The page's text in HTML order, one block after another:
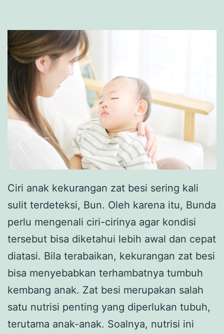
Ciri anak kekurangan zat besi sering kali
sulit terdeteksi, Bun. Oleh karena itu, Bunda
perlu mengenali ciri-cirinya agar kondisi
tersebut bisa diketahui lebih awal dan cepat
diatasi. Bila terabaikan, kekurangan zat besi
bisa menyebabkan terhambatnya tumbuh
kembang anak. Zat besi merupakan salah
satu nutrisi penting yang diperlukan tubuh,
terutama anak-anak. Soalnya, nutrisi ini